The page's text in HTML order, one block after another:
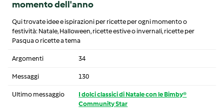
momento dell'anno
Qui trovate idee e ispirazioni per ricette per ogni momento o
festività: Natale, Halloween, ricette estive o invernali, ricette per
Pasqua o ricette a tema
Argomenti 34
Messaggi 130
Ultimo messaggio
I dolci classici di Natale con le Bimby®
Community Star